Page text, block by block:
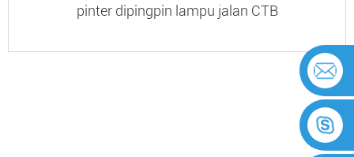
pinter dipingpin lampu jalan CTB